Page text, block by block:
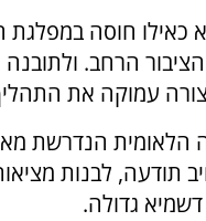
היא כאילו חוסה
הרחב. ולתובנה
עמוקה את
הלאומית הנדרשת
תודעה, לבנות
גדולה.